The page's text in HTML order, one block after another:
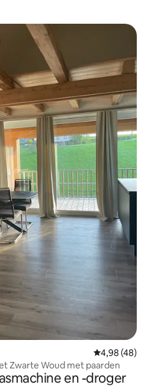
Gemiddelde
4,98 (48)
Zwarte Woud met paarden
en -droger